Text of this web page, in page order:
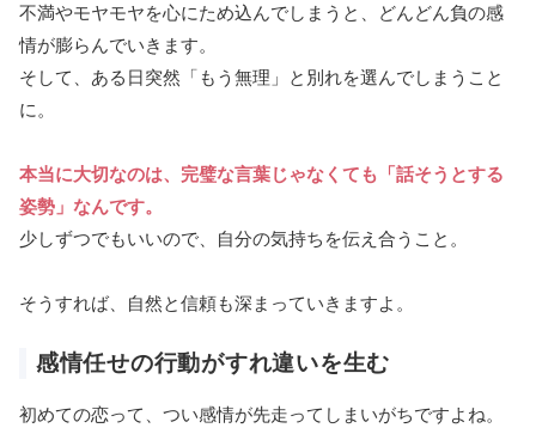
不満やモヤモヤを心にため込んでしまうと、どんどん負の感
情が膨らんでいきます。
そして、ある日突然「もう無理」と別れを選んでしまうこと
に。
本当に大切なのは、完璧な言葉じゃなくても「話そうとする
姿勢」なんです。
少しずつでもいいので、自分の気持ちを伝え合うこと。
そうすれば、自然と信頼も深まっていきますよ。
感情任せの行動がすれ違いを生む
初めての恋って、つい感情が先走ってしまいがちですよね。